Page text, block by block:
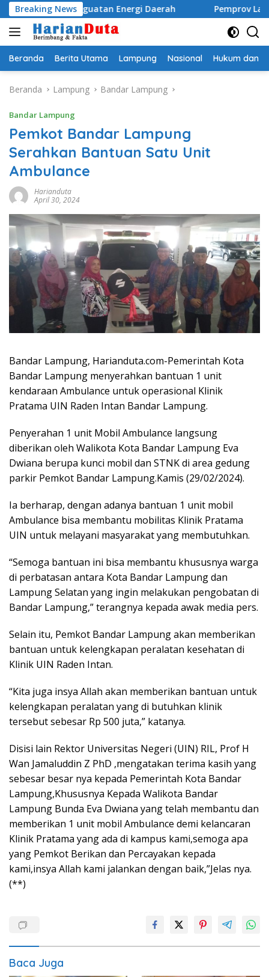
Langsung
ke
konten
Breaking News
Penguatan Energi Daerah Pemprov Lampung
Beranda Berita Utama Lampung Nasional Hukum dan
Beranda Lampung Bandar Lampung
Bandar Lampung
Pemkot Bandar Lampung
Serahkan Bantuan Satu Unit
Ambulance
Harianduta
April 30, 2024
Bandar Lampung, Harianduta.com-Pemerintah Kota
Bandar Lampung menyerahkan bantuan 1 unit
kendaraan Ambulance untuk operasional Klinik
Pratama UIN Raden Intan Bandar Lampung.
Penyerahan 1 unit Mobil Ambulance langsung
diberikan oleh Walikota Kota Bandar Lampung Eva
Dwiana berupa kunci mobil dan STNK di area gedung
parkir Pemkot Bandar Lampung.Kamis (29/02/2024).
Ia berharap, dengan adanya bantuan 1 unit mobil
Ambulance bisa membantu mobilitas Klinik Pratama
UIN untuk melayani masyarakat yang membutuhkan.
“Semoga bantuan ini bisa membantu khususnya warga
di perbatasan antara Kota Bandar Lampung dan
Lampung Selatan yang ingin melakukan pengobatan di
Bandar Lampung,” terangnya kepada awak media pers.
Selain itu, Pemkot Bandar Lampung akan memberikan
bantuan untuk kelengkapan peralatan kesehatan di
Klinik UIN Raden Intan.
“Kita juga insya Allah akan memberikan bantuan untuk
kelengkapan peralatan yang di butuhkan klinik
tersebut sebesar Rp 500 juta,” katanya.
Disisi lain Rektor Universitas Negeri (UIN) RIL, Prof H
Wan Jamaluddin Z PhD ,mengatakan terima kasih yang
sebesar besar nya kepada Pemerintah Kota Bandar
Lampung,Khususnya Kepada Walikota Bandar
Lampung Bunda Eva Dwiana yang telah membantu dan
memberikan 1 unit mobil Ambulance demi kelancaran
Klinik Pratama yang ada di kampus kami,semoga apa
yang Pemkot Berikan dan Percayakan kepada
kami,insya Allah kami jalankan dengan baik,”Jelas nya.
(**)
Baca Juga